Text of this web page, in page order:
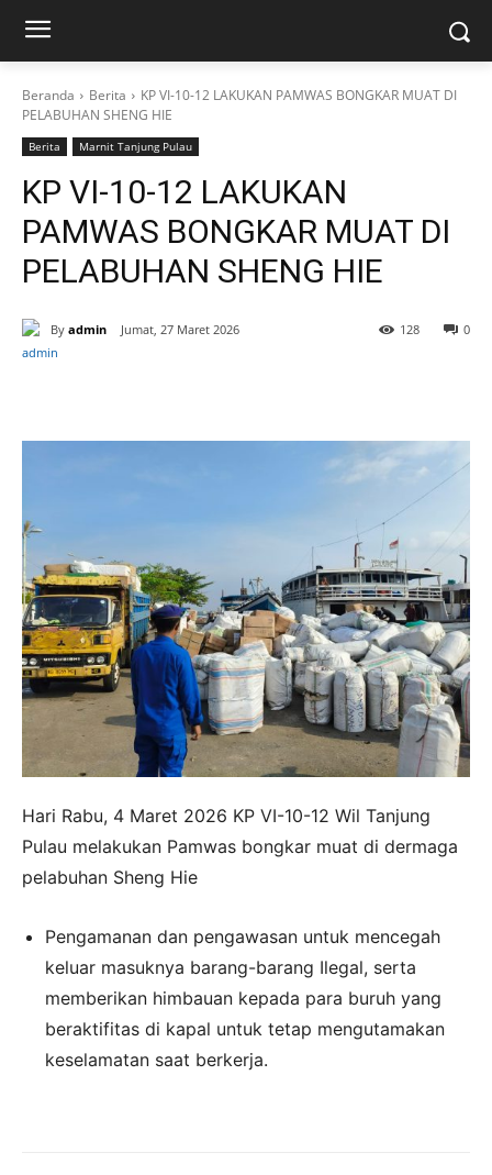
Beranda Berita
KP VI-10-12 LAKUKAN PAMWAS BONGKAR MUAT DI
PELABUHAN SHENG HIE
Berita Marnit Tanjung Pulau
KP VI-10-12 LAKUKAN
PAMWAS BONGKAR MUAT DI
PELABUHAN SHENG HIE
By admin Jumat, 27 Maret 2026 0
128
Hari Rabu, 4 Maret 2026 KP VI-10-12 Wil Tanjung
Pulau melakukan Pamwas bongkar muat di dermaga
pelabuhan Sheng Hie
Pengamanan dan pengawasan untuk mencegah
keluar masuknya barang-barang Ilegal, serta
memberikan himbauan kepada para buruh yang
beraktifitas di kapal untuk tetap mengutamakan
keselamatan saat berkerja.